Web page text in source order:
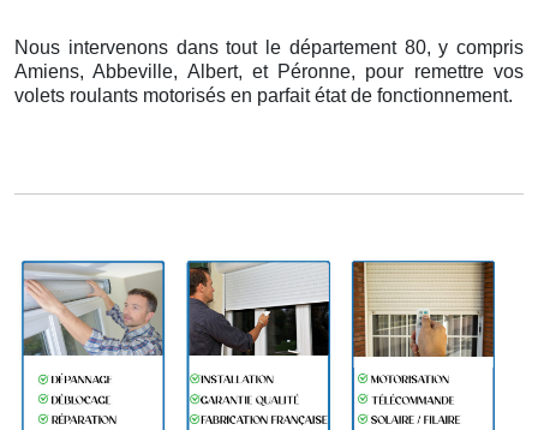
Nous intervenons dans tout le département 80, y compris
Amiens, Abbeville, Albert, et Péronne, pour remettre vos
volets roulants motorisés en parfait état de fonctionnement.